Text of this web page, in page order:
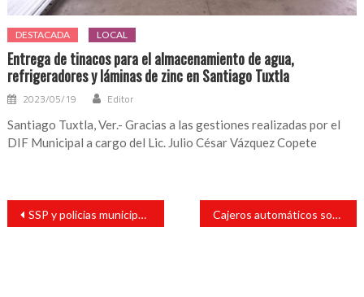
DESTACADA LOCAL
Entrega de tinacos para el almacenamiento de agua,
refrigeradores y láminas de zinc en Santiago Tuxtla
2023/05/19 Editor
Santiago Tuxtla, Ver.- Gracias a las gestiones realizadas por el
DIF Municipal a cargo del Lic. Julio César Vázquez Copete
Navegación
entradas
SSP y policias municipales rescatan a una mujer y detiene a sus plagiarios Cajeros automáticos son blancos fáciles para ciberataques.